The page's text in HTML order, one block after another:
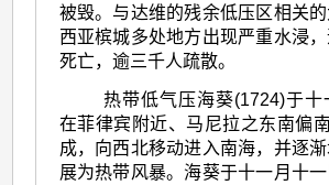
被毁。与达维的残余低压区相关
西亚槟城多处地方出现严重水浸
死亡，逾三千人疏散。
热带低气压海葵(1724)于十
在菲律宾附近、马尼拉之东南偏
成，向西北移动进入南海，并逐
展为热带风暴。海葵于十一月十